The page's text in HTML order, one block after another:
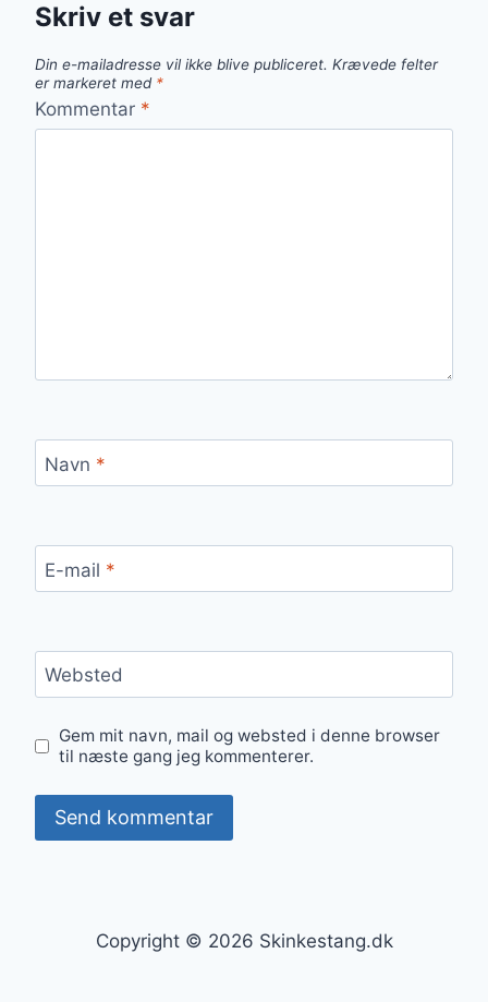
Skriv et svar
Din e-mailadresse vil ikke blive publiceret. Krævede felter
er markeret med *
Kommentar *
Navn *
E-mail *
Websted
Gem mit navn, mail og websted i denne browser
til næste gang jeg kommenterer.
Copyright © 2026 Skinkestang.dk